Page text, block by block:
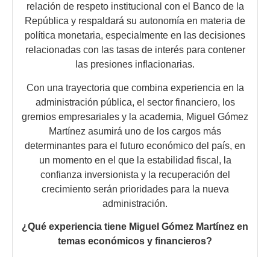
relación de respeto institucional con el Banco de la
República y respaldará su autonomía en materia de
política monetaria, especialmente en las decisiones
relacionadas con las tasas de interés para contener
las presiones inflacionarias.
Con una trayectoria que combina experiencia en la
administración pública, el sector financiero, los
gremios empresariales y la academia, Miguel Gómez
Martínez asumirá uno de los cargos más
determinantes para el futuro económico del país, en
un momento en el que la estabilidad fiscal, la
confianza inversionista y la recuperación del
crecimiento serán prioridades para la nueva
administración.
¿Qué experiencia tiene Miguel Gómez Martínez en
temas económicos y financieros?